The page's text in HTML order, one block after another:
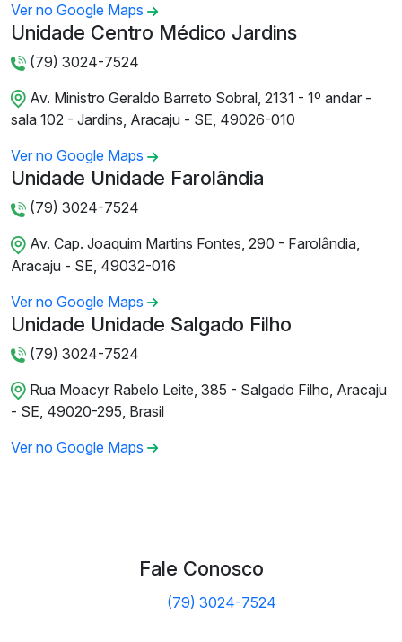
Ver no Google Maps
Unidade Centro Médico Jardins
(79) 3024-7524
Av. Ministro Geraldo Barreto Sobral, 2131 - 1º andar -
sala 102 - Jardins, Aracaju - SE, 49026-010
Ver no Google Maps
Unidade Unidade Farolândia
(79) 3024-7524
Av. Cap. Joaquim Martins Fontes, 290 - Farolândia,
Aracaju - SE, 49032-016
Ver no Google Maps
Unidade Unidade Salgado Filho
(79) 3024-7524
Rua Moacyr Rabelo Leite, 385 - Salgado Filho, Aracaju
- SE, 49020-295, Brasil
Ver no Google Maps
Fale Conosco
(79) 3024-7524